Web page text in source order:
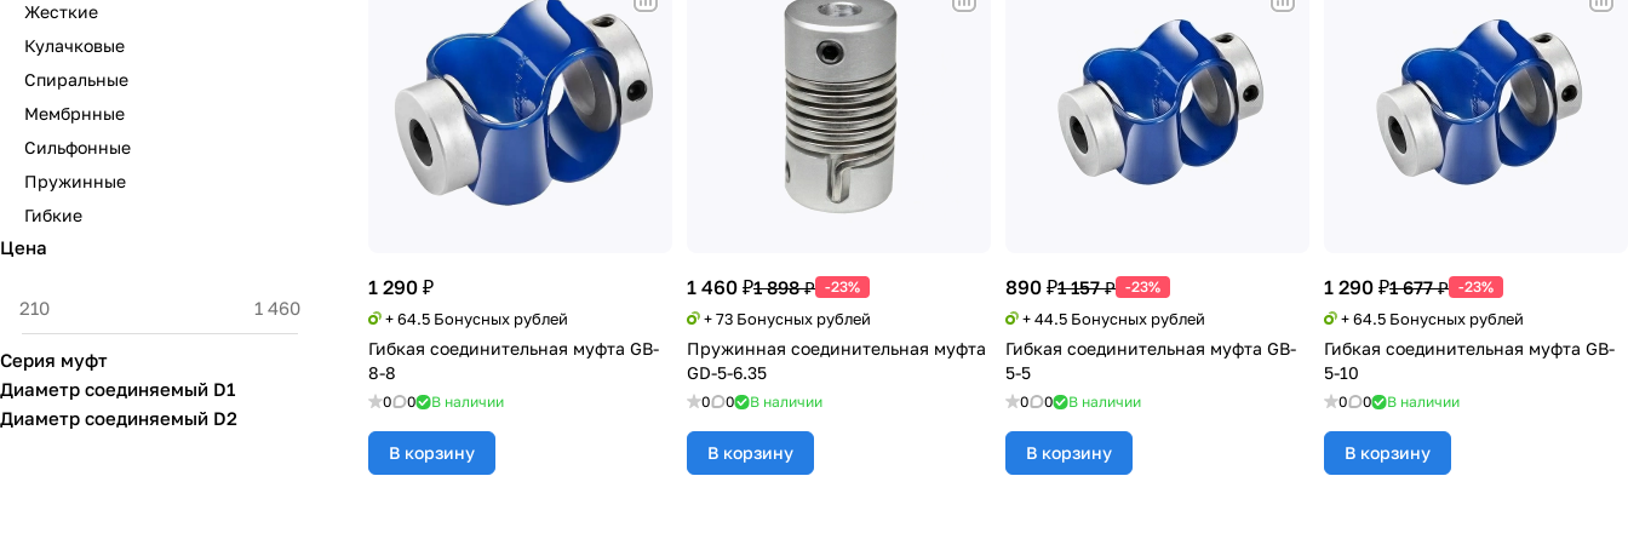
1 290 ₽
+ 64.5 Бонусных рублей
Гибкая соединительная муфта GB-
8-8
0 0 В наличии
В корзину
1 460 ₽1 898 ₽ -23%
+ 73 Бонусных рублей
Пружинная соединительная муфта
GD-5-6.35
0 0 В наличии
В корзину
890 ₽1 157 ₽ -23%
+ 44.5 Бонусных рублей
Гибкая соединительная муфта GB-
5-5
0 0 В наличии
В корзину
1 290 ₽1 677 ₽ -23%
+ 64.5 Бонусных рублей
Гибкая соединительная муфта GB-
5-10
0 0 В наличии
В корзину
Жесткие
Кулачковые
Спиральные
Мембрнные
Сильфонные
Пружинные
Гибкие
Цена
Серия муфт
Диаметр соединяемый D1
Диаметр соединяемый D2